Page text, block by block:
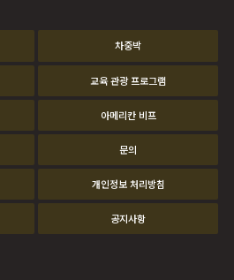
차중박
교육 관광 프로그램
아메리칸 비프
문의
개인정보 처리방침
공지사항